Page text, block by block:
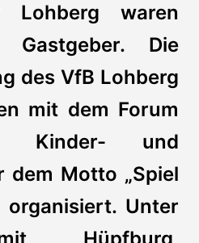
waren
Gastgeber. Die
des VfB Lohberg
mit dem Forum
Kinder- und
Motto „Spiel
organisiert. Unter